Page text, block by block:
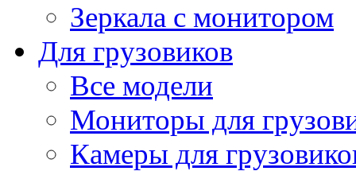
Зеркала с монитором
Для грузовиков
Все модели
Мониторы для
Камеры для